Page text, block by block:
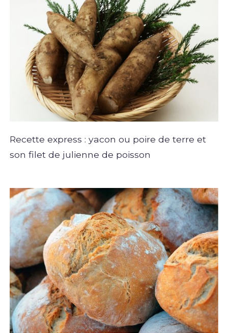
Recette express : yacon ou poire de terre et
son filet de julienne de poisson